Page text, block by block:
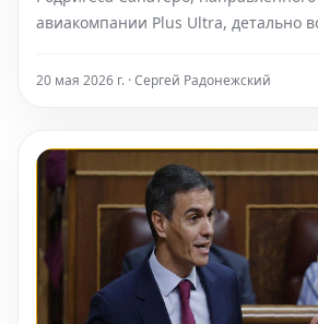
авиакомпании Plus Ultra, детально
постановлению, в схеме был
20 мая 2026 г. · Сергей Радонежский